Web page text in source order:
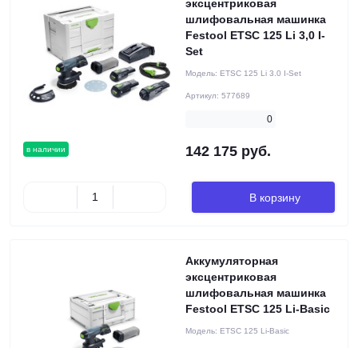
в наличии
эксцентриковая
шлифовальная машинка
Festool ETSC 125 Li 3,0 I-
Set
Модель: ETSC 125 Li 3.0 I-Set
Артикул: 577689
0
142 175 руб.
В корзину
Аккумуляторная
эксцентриковая
шлифовальная машинка
Festool ETSC 125 Li-Basic
Модель: ETSC 125 Li-Basic